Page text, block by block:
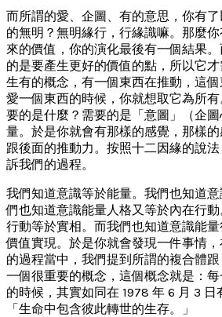
而所謂的愛、企圖、有的意思，你有
的無明？無明緣行，行緣識嘛。那麼
來的價值，你的演化最後有一個結果
的是要產生更好的價值的點，所以它
生有的概念，有一個東西在推動，這
愛一個東西的時候，你就想取它為所
要的是什麼？需要的是「意圖」（企
量。於是你就會有那樣的感覺，那樣
跟後面的推動力。按照十二因緣的說
訴我們的過程。
我們知道意識等於能量。我們也知道
們也知道意識能量人格又等於內在行
行動等於實相。而我們也知道意識能
價值實現。於是你就會發現一件事情
的過程當中，我們提到所謂的複合體
一個很重要的概念，這個概念就是：
的時候，其實如同在 1978 年 6 月 3 日
「生命中包含彼此轉世的生存。」